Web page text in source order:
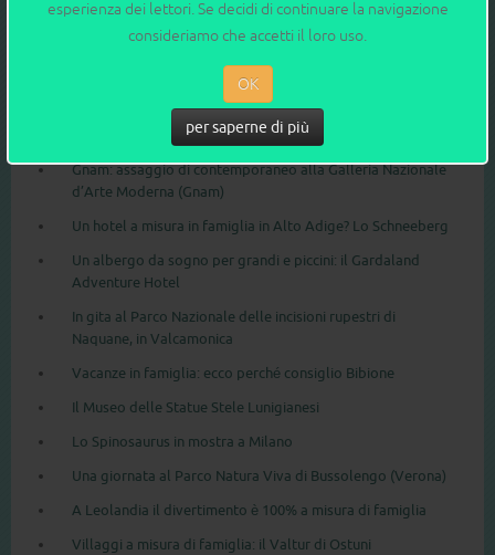
esperienza dei lettori. Se decidi di continuare la navigazione
consideriamo che accetti il loro uso.
OK
per saperne di più
QUI CI SIAMO STATI blog
Gnam: assaggio di contemporaneo alla Galleria Nazionale
d’Arte Moderna (Gnam)
Un hotel a misura in famiglia in Alto Adige? Lo Schneeberg
Un albergo da sogno per grandi e piccini: il Gardaland
Adventure Hotel
In gita al Parco Nazionale delle incisioni rupestri di
Naquane, in Valcamonica
Vacanze in famiglia: ecco perché consiglio Bibione
Il Museo delle Statue Stele Lunigianesi
Lo Spinosaurus in mostra a Milano
Una giornata al Parco Natura Viva di Bussolengo (Verona)
A Leolandia il divertimento è 100% a misura di famiglia
Villaggi a misura di famiglia: il Valtur di Ostuni